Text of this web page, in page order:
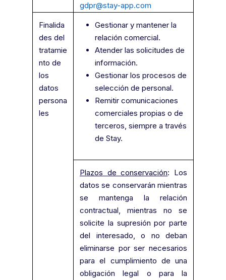
gdpr@stay-app.com
Finalida
des del
tratamie
nto de
los
datos
persona
les
Gestionar y mantener la
relación comercial.
Atender las solicitudes de
información.
Gestionar los procesos de
selección de personal.
Remitir comunicaciones
comerciales propias o de
terceros, siempre a través
de Stay.
Plazos de conservación: Los
datos se conservarán mientras
se mantenga la relación
contractual, mientras no se
solicite la supresión por parte
del interesado, o no deban
eliminarse por ser necesarios
para el cumplimiento de una
obligación legal o para la